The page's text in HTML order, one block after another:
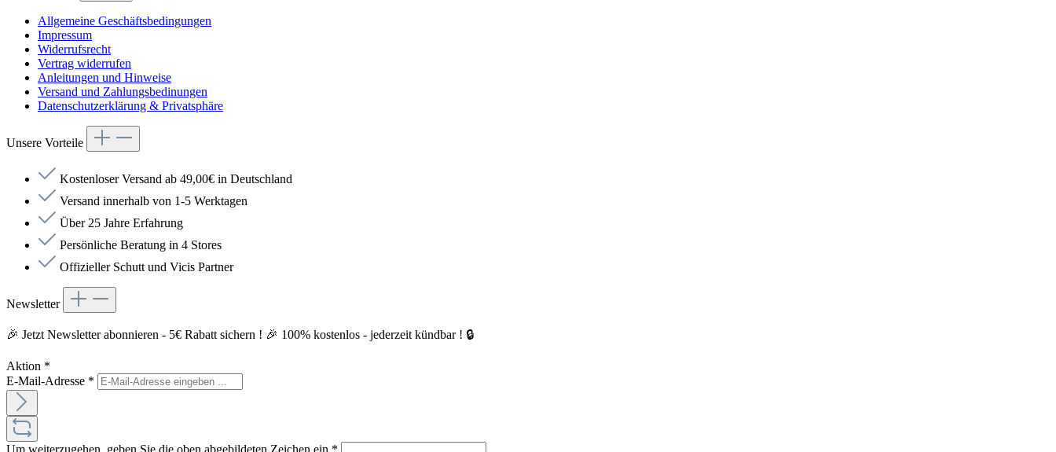
Allgemeine Geschäftsbedingungen
Impressum
Widerrufsrecht
Vertrag widerrufen
Anleitungen und Hinweise
Versand und Zahlungsbedinungen
Datenschutzerklärung & Privatsphäre
Unsere Vorteile
Kostenloser Versand ab 49,00€ in Deutschland
Versand innerhalb von 1-5 Werktagen
Über 25 Jahre Erfahrung
Persönliche Beratung in 4 Stores
Offizieller Schutt und Vicis Partner
Newsletter
🎉 Jetzt Newsletter abonnieren - 5€ Rabatt sichern ! 🎉 100% kostenlos - jederzeit kündbar ! 🔒
Aktion *
E-Mail-Adresse *
Um weiterzugehen, geben Sie die oben abgebildeten Zeichen ein *